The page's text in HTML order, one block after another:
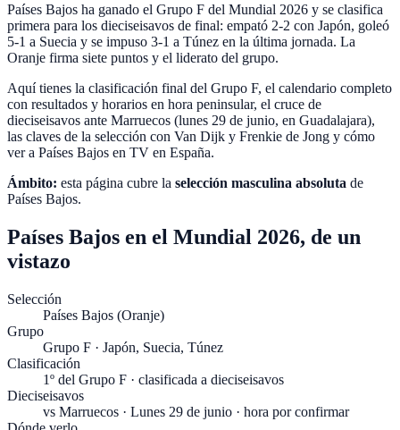
Países Bajos ha ganado el Grupo F del Mundial 2026 y se clasifica
primera para los dieciseisavos de final: empató 2-2 con Japón, goleó
5-1 a Suecia y se impuso 3-1 a Túnez en la última jornada. La
Oranje firma siete puntos y el liderato del grupo.
Aquí tienes la clasificación final del Grupo F, el calendario completo
con resultados y horarios en hora peninsular, el cruce de
dieciseisavos ante Marruecos (lunes 29 de junio, en Guadalajara),
las claves de la selección con Van Dijk y Frenkie de Jong y cómo
ver a Países Bajos en TV en España.
Ámbito: esta página cubre la selección masculina absoluta de
Países Bajos.
Países Bajos en el Mundial 2026, de un
vistazo
Selección
Países Bajos (Oranje)
Grupo
Grupo F · Japón, Suecia, Túnez
Clasificación
1º del Grupo F · clasificada a dieciseisavos
Dieciseisavos
vs Marruecos · Lunes 29 de junio · hora por confirmar